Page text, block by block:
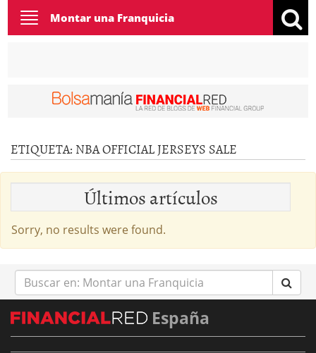
Toggle
navigation
Montar una Franquicia
ETIQUETA: NBA OFFICIAL JERSEYS SALE
Últimos artículos
Sorry, no results were found.
Buscar
en:
España